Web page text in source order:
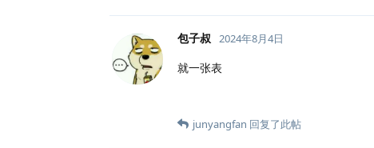
包子叔 2024年8月4日
就一张表
junyangfan 回复了此帖